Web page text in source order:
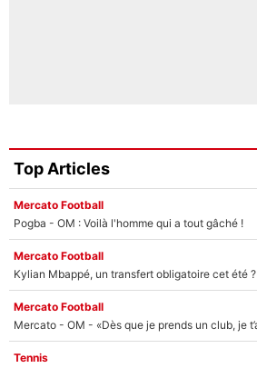
Top Articles
Mercato Football
Pogba - OM : Voilà l'homme qui a tout gâché !
Mercato Football
Kylian Mbappé, un transfert obligatoire cet été ?
Mercato Football
Tennis